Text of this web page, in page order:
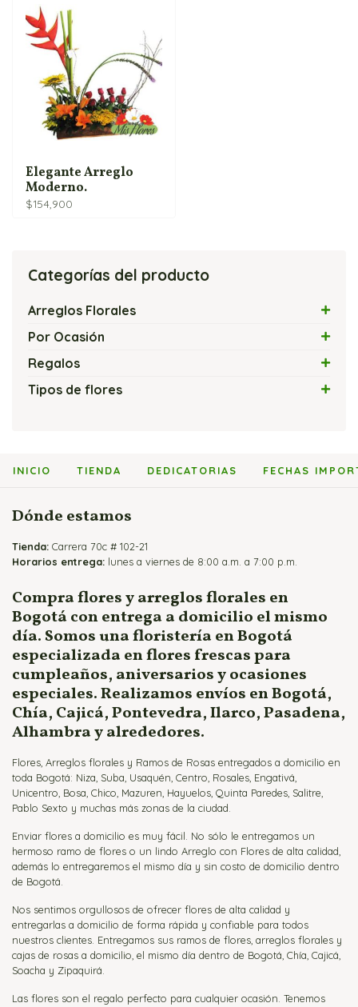
Elegante Arreglo
Moderno.
$154,900
Categorías del producto
Arreglos Florales
Arreglos con Flores Exóticas
Arreglos Florales con Velas
Arreglos Florales Modernos
Jarrones y Floreros de Rosas
Por Ocasión
Amor
Amor y Amistad
Arreglos Florales para Mamá
Arreglos para Hombres
Flores Fúnebres
Flores para Matrimonio
Flores para Nacimientos
Ramos para Aniversario
Regalos
Flores y Chocolates
Tipos de flores
Arreglos con Orquídeas
INICIO TIENDA DEDICATORIAS FECHAS
Dónde estamos
Tienda: Carrera 70c # 102-21
Horarios entrega: lunes a viernes de 8:00 a.m. a 7:00 p.m.
Compra flores y arreglos florales en
Bogotá con entrega a domicilio el mismo
día. Somos una floristería en Bogotá
especializada en flores frescas para
cumpleaños, aniversarios y ocasiones
especiales. Realizamos envíos en Bogotá,
Chía, Cajicá, Pontevedra, Ilarco, Pasadena,
Alhambra y alrededores.
Flores, Arreglos florales y Ramos de Rosas entregados a domicilio en
toda Bogotá: Niza, Suba, Usaquén, Centro, Rosales, Engativá,
Unicentro, Bosa, Chico, Mazuren, Hayuelos, Quinta Paredes, Salitre,
Pablo Sexto y muchas más zonas de la ciudad.
Enviar flores a domicilio es muy fácil. No sólo le entregamos un
hermoso ramo de flores o un lindo Arreglo con Flores de alta calidad,
además lo entregaremos el mismo día y sin costo de domicilio dentro
de Bogotá.
Nos sentimos orgullosos de ofrecer flores de alta calidad y
entregarlas a domicilio de forma rápida y confiable para todos
nuestros clientes. Entregamos sus ramos de flores, arreglos florales y
cajas de rosas a domicilio, el mismo día dentro de Bogotá, Chía, Cajicá,
Soacha y Zipaquirá.
Las flores son el regalo perfecto para cualquier ocasión. Tenemos